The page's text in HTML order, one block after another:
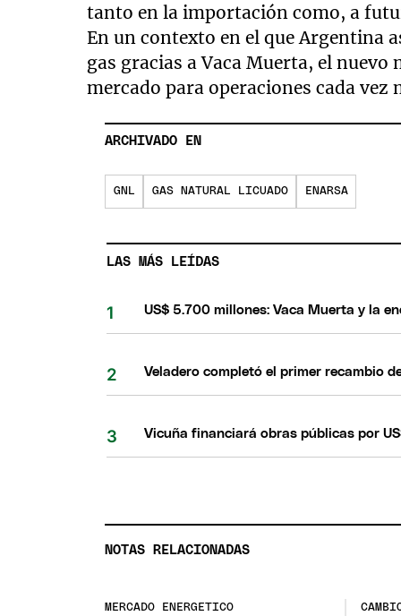
tanto en la importación como, a
En un contexto en el que Argentina
gas gracias a Vaca Muerta, el
mercado para operaciones cada vez
ARCHIVADO EN
GNL GAS NATURAL LICUADO ENARSA
LAS MÁS LEÍDAS
US$ 5.700 millones: Vaca Muerta y la
Veladero completó el primer recambio
Vicuña financiará obras públicas por
NOTAS RELACIONADAS
MERCADO ENERGETICO